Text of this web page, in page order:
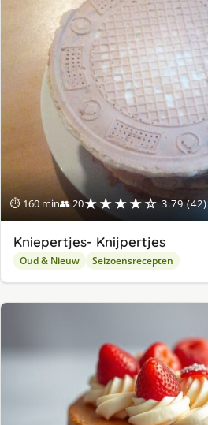
⏱ 160 min👥 20★★★★☆ 3.79 (42)
Kniepertjes- Knijpertjes
Oud & Nieuw Seizoensrecepten